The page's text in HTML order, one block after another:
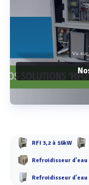
Vu sur
RFI 3,2 à 16kW
Refroidisseur d'eau
Refroidisseur d'eau